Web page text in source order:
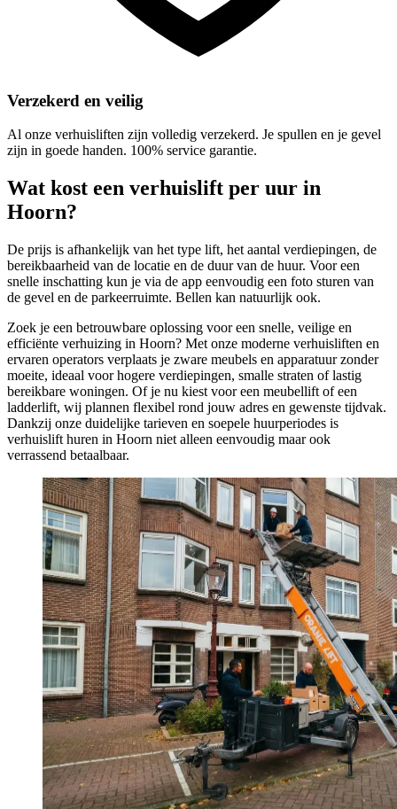
Verzekerd en veilig
Al onze verhuisliften zijn volledig verzekerd. Je spullen en je gevel
zijn in goede handen. 100% service garantie.
Wat kost een verhuislift per uur in
Hoorn?
De prijs is afhankelijk van het type lift, het aantal verdiepingen, de
bereikbaarheid van de locatie en de duur van de huur. Voor een
snelle inschatting kun je via de app eenvoudig een foto sturen van
de gevel en de parkeerruimte. Bellen kan natuurlijk ook.
Zoek je een betrouwbare oplossing voor een snelle, veilige en
efficiënte verhuizing in Hoorn? Met onze moderne verhuisliften en
ervaren operators verplaats je zware meubels en apparatuur zonder
moeite, ideaal voor hogere verdiepingen, smalle straten of lastig
bereikbare woningen. Of je nu kiest voor een meubellift of een
ladderlift, wij plannen flexibel rond jouw adres en gewenste tijdvak.
Dankzij onze duidelijke tarieven en soepele huurperiodes is
verhuislift huren in Hoorn niet alleen eenvoudig maar ook
verrassend betaalbaar.